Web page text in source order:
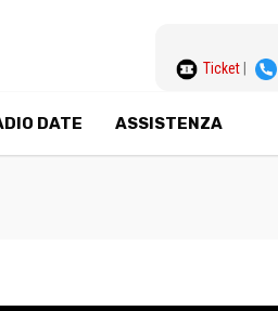
Ticket
DATE ASSISTENZA